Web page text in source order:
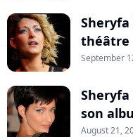
théâtre
September
son
August 21,